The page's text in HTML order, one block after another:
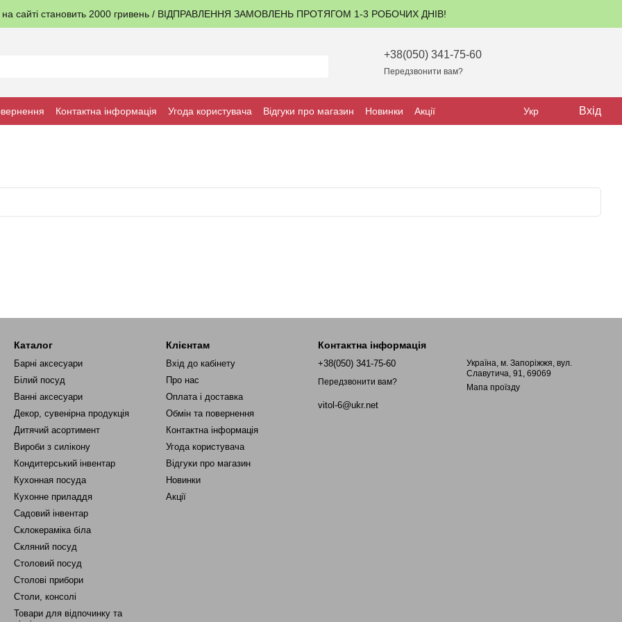
на сайті становить 2000 гривень / ВІДПРАВЛЕННЯ ЗАМОВЛЕНЬ ПРОТЯГОМ 1-3 РОБОЧИХ ДНІВ!
+38(050) 341-75-60
Передзвонити вам?
Контактна інформація Угода користувача Відгуки про магазин Новинки Акції Укр Вхід
Каталог
Барні аксесуари
Білий посуд
Ванні аксесуари
Декор, сувенірна продукція
Дитячий асортимент
Вироби з силікону
Кондитерський інвентар
Кухонная посуда
Кухонне приладдя
Садовий інвентар
Склокераміка біла
Скляний посуд
Столовий посуд
Столові прибори
Столи, консолі
Товари для відпочинку та
Клієнтам
Вхід до кабінету
Про нас
Оплата і доставка
Обмін та повернення
Контактна інформація
Угода користувача
Відгуки про магазин
Новинки
Акції
Контактна інформація
+38(050) 341-75-60
Передзвонити вам?
vitol-6@ukr.net
Україна, м. Запоріжжя, вул.
Славутича, 91, 69069
Мапа проїзду